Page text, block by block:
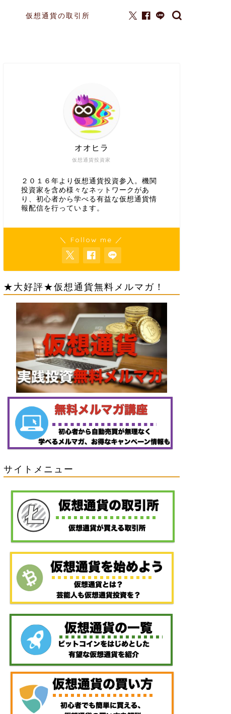
仮想通貨の取引所
仮想通貨投資家
オオヒラ
２０１６年より仮想通貨投資参入。機関
投資家を含め様々なネットワークがあ
り、初心者から学べる有益な仮想通貨情
報配信を行っています。
＼ Follow me ／
★大好評★仮想通貨無料メルマガ！
サイトメニュー